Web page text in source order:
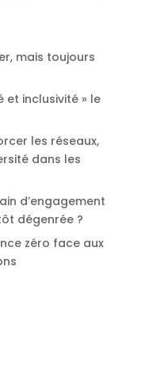
mais toujours
et inclusivité » le
les réseaux,
dans les
d’engagement
dégenrée ?
zéro face aux